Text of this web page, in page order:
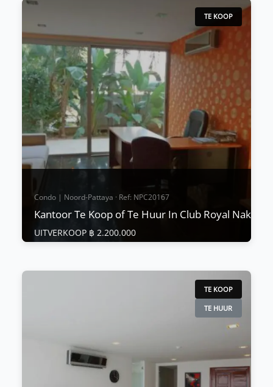
TE KOOP
Condo | Noord-Pattaya · Ref: NPC20167
Kantoor Te Koop of Te Huur In Club Royal Naklua
UITVERKOOP ฿ 2.200.000
Kantoor Te Koop of Te Huur In Club Royal
beschikbaar details op aanvraag. 100 m naar het
strand en 200 m naar het Heiligdom van de
Waarheid. Bel ons nu voor een bezichtiging."
TE KOOP
TE HUUR